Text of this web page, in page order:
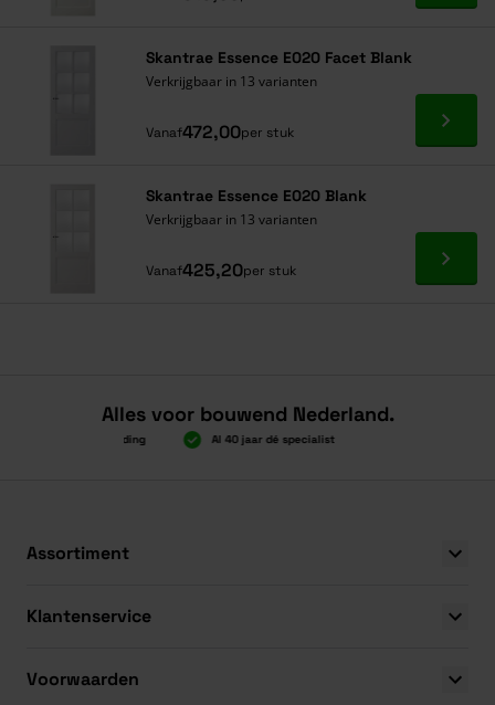
Skantrae Essence E020 Facet Blank
Verkrijgbaar in 13 varianten
Vanaf472,00per stuk Ga
Skantrae Essence E020 Blank
Verkrijgbaar in 13 varianten
Vanaf425,20per stuk Ga
Alles voor bouwend Nederland.
2.000 gratis verzending Al 40 jaar dé specialist
Assortiment
Klantenservice
Voorwaarden